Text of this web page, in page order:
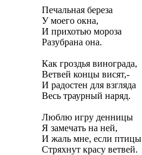
Печальная береза
У моего окна,
И прихотью мороза
Разубрана она.
Как гроздья винограда,
Ветвей концы висят,-
И радостен для взгляда
Весь траурный наряд.
Люблю игру денницы
Я замечать на ней,
И жаль мне, если птицы
Стряхнут красу ветвей.